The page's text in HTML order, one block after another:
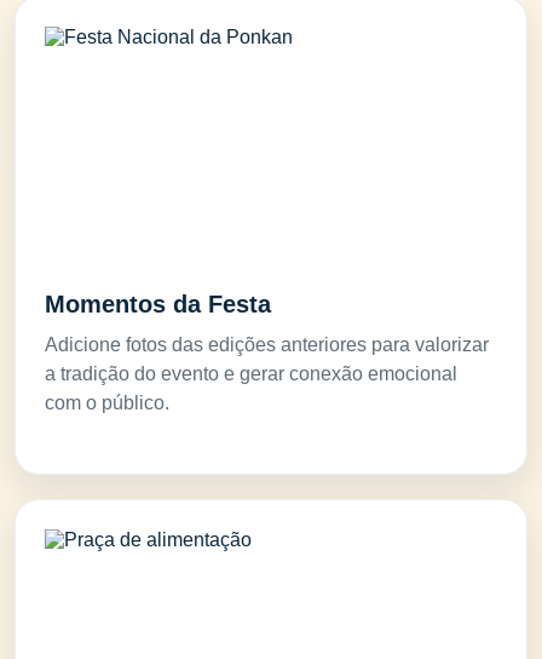
Momentos da Festa
Adicione fotos das edições anteriores para valorizar
a tradição do evento e gerar conexão emocional
com o público.